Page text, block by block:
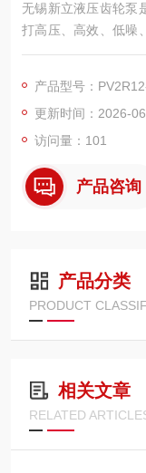
无锡新立液压齿轮泵
打高压、高效、低噪
械、工业液压站与行
产品型号：
更新时间：2026-
访问量：101
产品咨询
产品分类
PRODUCT
相关文章
RELATED